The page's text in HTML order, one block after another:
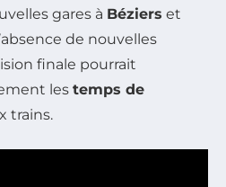
gares à Béziers et
de nouvelles
finale pourrait
les temps de
trains.